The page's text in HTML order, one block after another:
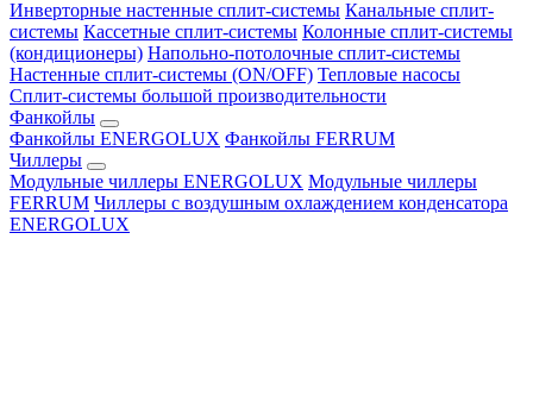
Инверторные настенные сплит-системы Канальные сплит-
системы Кассетные сплит-системы Колонные сплит-системы
(кондиционеры) Напольно-потолочные сплит-системы
Настенные сплит-системы (ON/OFF) Тепловые насосы
Сплит-системы большой производительности
Фанкойлы
Фанкойлы ENERGOLUX Фанкойлы FERRUM
Чиллеры
Модульные чиллеры ENERGOLUX Модульные чиллеры
FERRUM Чиллеры с воздушным охлаждением конденсатора
ENERGOLUX